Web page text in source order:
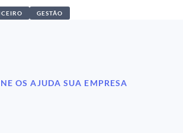
GESTÃO
OS AJUDA SUA EMPRESA